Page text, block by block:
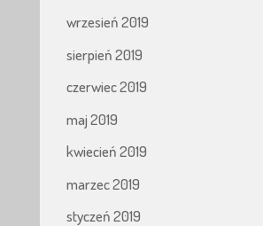
wrzesień 2019
sierpień 2019
czerwiec 2019
maj 2019
kwiecień 2019
marzec 2019
styczeń 2019